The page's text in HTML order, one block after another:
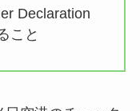
Declaration
こと